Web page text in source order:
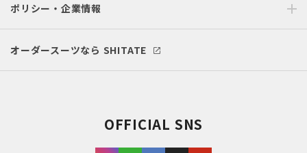
ポリシー・企業情報
オーダースーツなら SHITATE
OFFICIAL SNS